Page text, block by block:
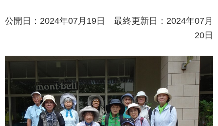
公開日：2024年07月19日 最終更新日：2024年07月
20日